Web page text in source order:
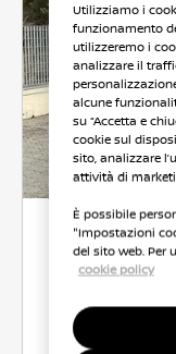
9.900 €
CO2 137 g/km
Utilizziamo i
funzionamento
utilizzeremo i
analizzare il
alcune
su “Accetta e
cookie sul
sito, analizzare
attività di
È possibile
"Impostazioni
del sito web. Per
cookie policy